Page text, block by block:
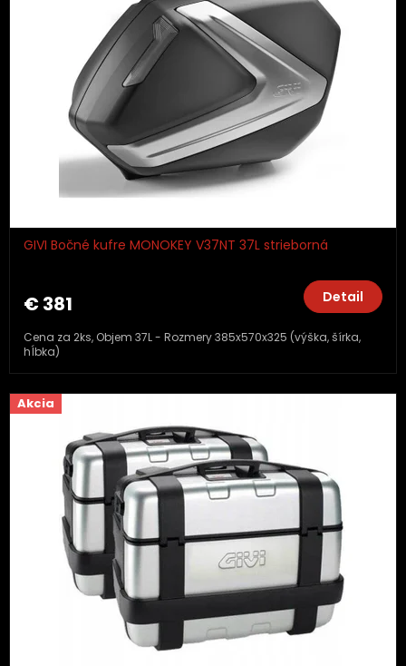
GIVI Bočné kufre MONOKEY V37NT 37L strieborná
€ 381 Detail
Cena za 2ks, Objem 37L - Rozmery 385x570x325 (výška, šírka,
hĺbka)
Akcia